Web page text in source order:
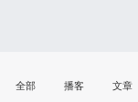
全部 播客 文章